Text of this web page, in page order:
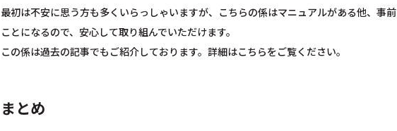
最初は不安に思う方も多くいらっしゃいますが、こちらの係はマニュアルがある他、事
ことになるので、安心して取り組んでいただけます。
この係は過去の記事でもご紹介しております。詳細はこちらをご覧ください。
まとめ